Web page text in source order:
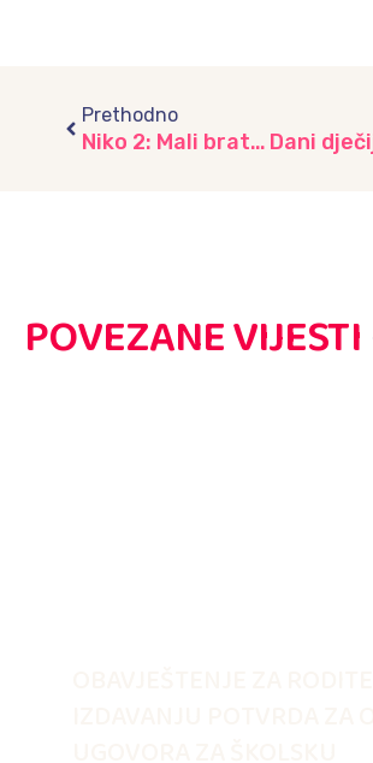
Prethodno
Niko 2: Mali brat, snaga zajedništva – Srce prijateljstva za malene gledaoce, vrtić “ŽIŠ”
POVEZANE VIJESTI